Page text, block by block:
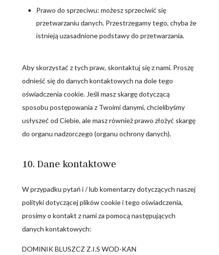
Prawo do sprzeciwu: możesz sprzeciwić się
przetwarzaniu danych. Przestrzegamy tego, chyba że
istnieją uzasadnione podstawy do przetwarzania.
Aby skorzystać z tych praw, skontaktuj się z nami. Proszę
odnieść się do danych kontaktowych na dole tego
oświadczenia cookie. Jeśli masz skargę dotyczącą
sposobu postępowania z Twoimi danymi, chcielibyśmy
usłyszeć od Ciebie, ale masz również prawo złożyć skargę
do organu nadzorczego (organu ochrony danych).
10. Dane kontaktowe
W przypadku pytań i / lub komentarzy dotyczących naszej
polityki dotyczącej plików cookie i tego oświadczenia,
prosimy o kontakt z nami za pomocą następujących
danych kontaktowych:
DOMINIK BLUSZCZ Z.I.S WOD-KAN